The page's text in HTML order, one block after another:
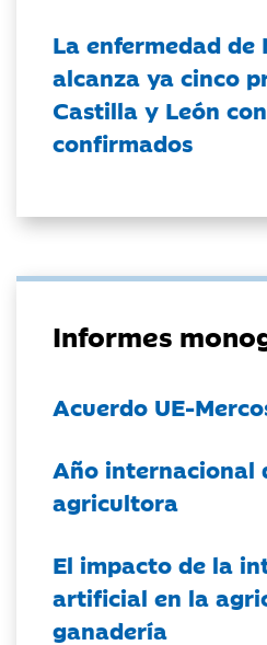
La enfermedad de
alcanza ya cinco
Castilla y León
confirmados
Informes
Acuerdo UE-
Año internacional
agricultora
El impacto de la
artificial en la
ganadería